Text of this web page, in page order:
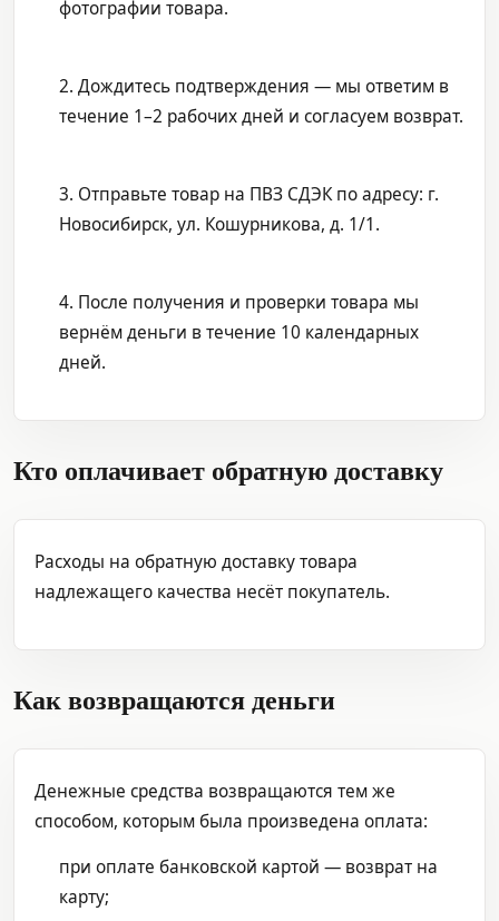
фотографии товара.
2. Дождитесь подтверждения — мы ответим в
течение 1–2 рабочих дней и согласуем возврат.
3. Отправьте товар на ПВЗ СДЭК по адресу: г.
Новосибирск, ул. Кошурникова, д. 1/1.
4. После получения и проверки товара мы
вернём деньги в течение 10 календарных
дней.
Кто оплачивает обратную доставку
Расходы на обратную доставку товара
надлежащего качества несёт покупатель.
Как возвращаются деньги
Денежные средства возвращаются тем же
способом, которым была произведена оплата:
при оплате банковской картой — возврат на
карту;